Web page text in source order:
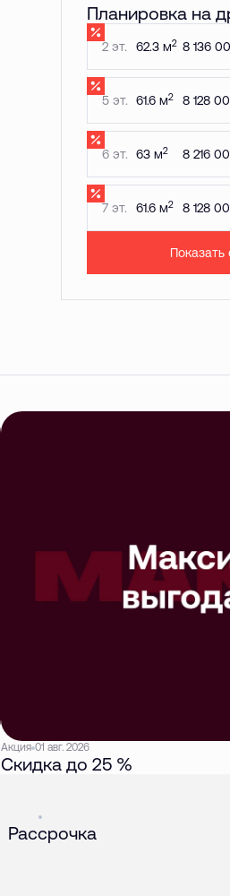
Планировка на
2 эт. 62.3 м2 8 136
5 эт. 61.6 м2 8 128
6 эт. 63 м2 8 216
7 эт. 61.6 м2 8 128
Акция 01 авг. 2026
Скидка до 25 %
Рассрочка